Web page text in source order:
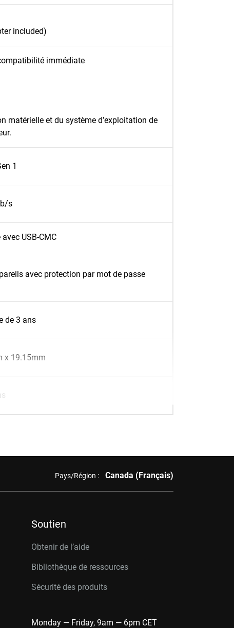
included)
immédiate
matérielle et du système d’exploitation de
1
s
USB-CMC
avec protection par mot de passe
de 3 ans
x 19.15mm
Pays/Région : Canada (Français)
Soutien
Obtenir de l’aide
Bibliothèque de ressources
Sécurité des produits
Monday — Friday, 9am — 6pm CET